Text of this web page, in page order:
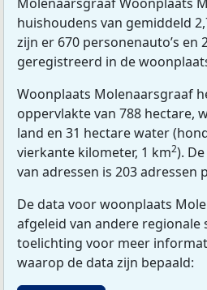
huishoudens van gemiddeld
zijn er 670 personenauto’s
geregistreerd in de
Woonplaats Molenaarsgraaf
oppervlakte van 788 hectare,
land en 31 hectare water
vierkante kilometer, 1 km2).
van adressen is 203 adressen
De data voor woonplaats
afgeleid van andere regionale
toelichting voor meer
waarop de data zijn bepaald: